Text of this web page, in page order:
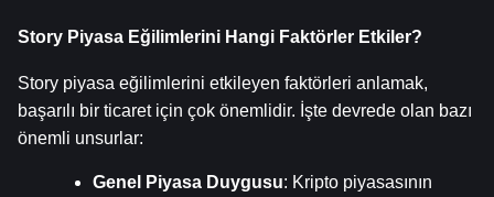
Story Piyasa Eğilimlerini Hangi Faktörler Etkiler?
Story piyasa eğilimlerini etkileyen faktörleri anlamak,
başarılı bir ticaret için çok önemlidir. İşte devrede olan bazı
önemli unsurlar:
Genel Piyasa Duygusu: Kripto piyasasının